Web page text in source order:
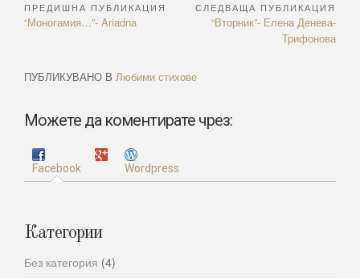
Навигация
ПРЕДИШНА ПУБЛИКАЦИЯ
Previous
“Моногамия…”- Ariadna
СЛЕДВАЩА ПУБЛИКАЦИЯ
Next
“Вторник”- Елена Денева-
Трифонова
ПУБЛИКУВАНО В Любими стихове
Можете да коментирате чрез:
Facebook Wordpress
Категории
Без категория (4)